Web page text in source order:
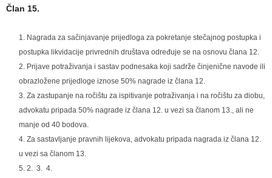
Član 15.
Nagrada za sačinjavanje prijedloga za pokretanje stečajnog postupka i
postupka likvidacije privrednih društava određuje se na osnovu člana 12.
Prijave potraživanja i sastav podnesaka koji sadrže činjenične navode ili
obrazložene prijedloge iznose 50% nagrade iz člana 12.
Za zastupanje na ročištu za ispitivanje potraživanja i na ročištu za diobu,
advokatu pripada 50% nagrade iz člana 12. u vezi sa članom 13., ali ne
manje od 40 bodova.
Za sastavljanje pravnih lijekova, advokatu pripada nagrada iz člana 12.
u vezi sa članom 13.
2. 3. 4.